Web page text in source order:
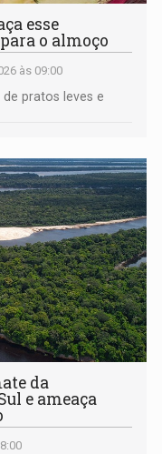
esse
o almoço
às 09:00
pratos leves e
da
e ameaça